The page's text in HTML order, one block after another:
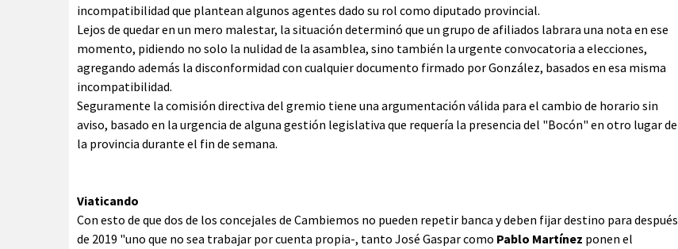
incompatibilidad que plantean algunos agentes dado su rol como diputado provincial.
Lejos de quedar en un mero malestar, la situación determinó que un grupo de afiliados labrara una nota en ese
momento, pidiendo no solo la nulidad de la asamblea, sino también la urgente convocatoria a elecciones,
agregando además la disconformidad con cualquier documento firmado por González, basados en esa misma
incompatibilidad.
Seguramente la comisión directiva del gremio tiene una argumentación válida para el cambio de horario sin
aviso, basado en la urgencia de alguna gestión legislativa que requería la presencia del "Bocón" en otro lugar de
la provincia durante el fin de semana.
Viaticando
Con esto de que dos de los concejales de Cambiemos no pueden repetir banca y deben fijar destino para después
de 2019 "uno que no sea trabajar por cuenta propia-, tanto José Gaspar como Pablo Martínez ponen el